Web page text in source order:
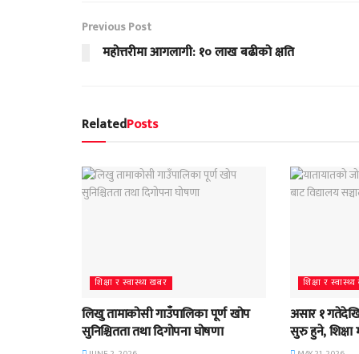
Previous Post
महोत्तरीमा आगलागी: १० लाख बढीको क्षति
RelatedPosts
शिक्षा र स्वास्थ्य खबर
लिखु तामाकोसी गाउँपालिका पूर्ण खोप
सुनिश्चितता तथा दिगोपना घोषणा
शिक्षा र
असार १
सुरु हुने, शिक्षा